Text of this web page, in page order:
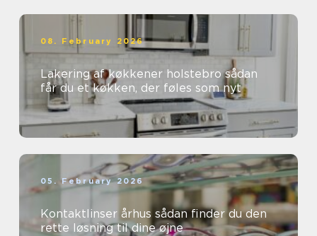
08. February 2026
Lakering af køkkener holstebro sådan
får du et køkken, der føles som nyt
05. February 2026
Kontaktlinser århus sådan finder du den
rette løsning til dine øjne